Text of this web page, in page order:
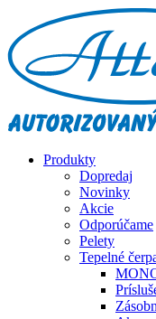
Produkty
Dopredaj
Novinky
Akcie
Odporúčame
Pelety
Tepelné